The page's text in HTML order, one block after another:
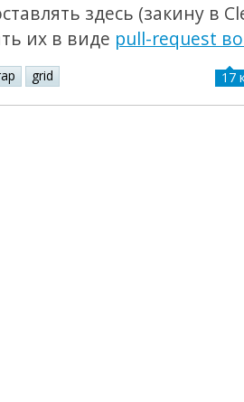
здесь (закину в
их в виде pull-request
grid 17